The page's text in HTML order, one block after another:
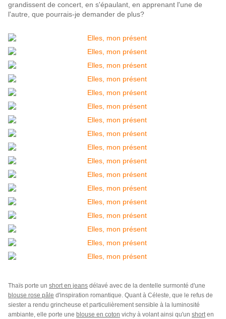
grandissent de concert, en s'épaulant, en apprenant l'une de
l'autre, que pourrais-je demander de plus?
Thaïs porte un short en jeans délavé avec de la dentelle surmonté d'une
blouse rose pâle d'inspiration romantique. Quant à Céleste, que le refus de
siester a rendu grincheuse et particulièrement sensible à la luminosité
ambiante, elle porte une blouse en coton vichy à volant ainsi qu'un shorten